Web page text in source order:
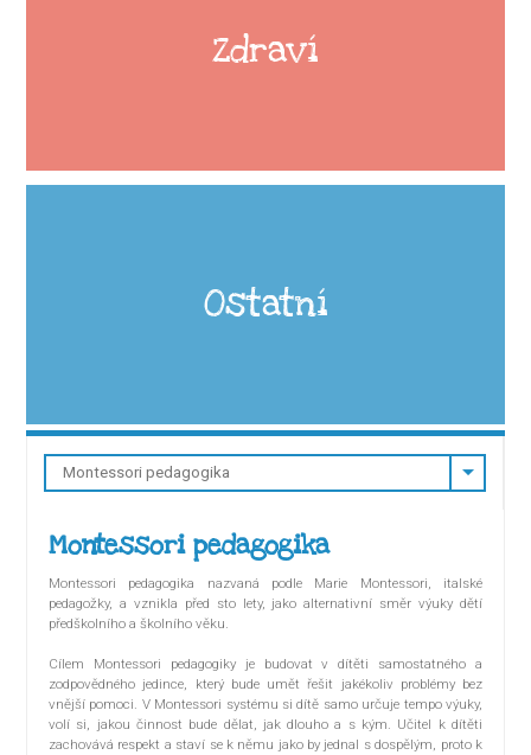
Zdraví
Ostatní
Montessori pedagogika
Montessori pedagogika nazvaná podle Marie Montessori, italské
pedagožky, a vznikla před sto lety, jako alternativní směr výuky dětí
předškolního a školního věku.
Cílem Montessori pedagogiky je budovat v dítěti samostatného a
zodpovědného jedince, který bude umět řešit jakékoliv problémy bez
vnější pomoci. V Montessori systému si dítě samo určuje tempo výuky,
volí si, jakou činnost bude dělat, jak dlouho a s kým. Učitel k dítěti
zachovává respekt a staví se k němu jako by jednal s dospělým, proto k